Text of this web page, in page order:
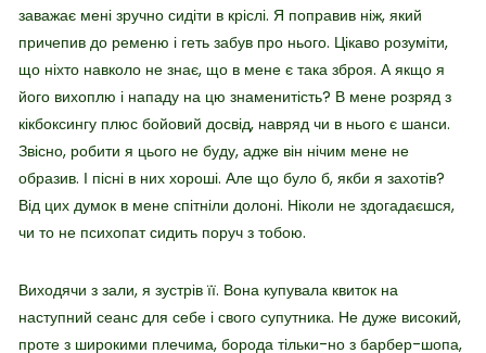
заважає мені зручно сидіти в кріслі. Я поправив ніж, який
причепив до ременю і геть забув про нього. Цікаво розуміти,
що ніхто навколо не знає, що в мене є така зброя. А якщо я
його вихоплю і нападу на цю знаменитість? В мене розряд з
кікбоксингу плюс бойовий досвід, навряд чи в нього є шанси.
Звісно, робити я цього не буду, адже він нічим мене не
образив. І пісні в них хороші. Але що було б, якби я захотів?
Від цих думок в мене спітніли долоні. Ніколи не здогадаєшся,
чи то не психопат сидить поруч з тобою.
Виходячи з зали, я зустрів її. Вона купувала квиток на
наступний сеанс для себе і свого супутника. Не дуже високий,
проте з широкими плечима, борода тільки-но з барбер-шопа,